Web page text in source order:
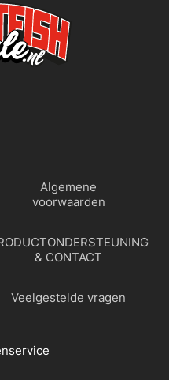
Algemene
voorwaarden
& CONTACT
Veelgestelde vragen